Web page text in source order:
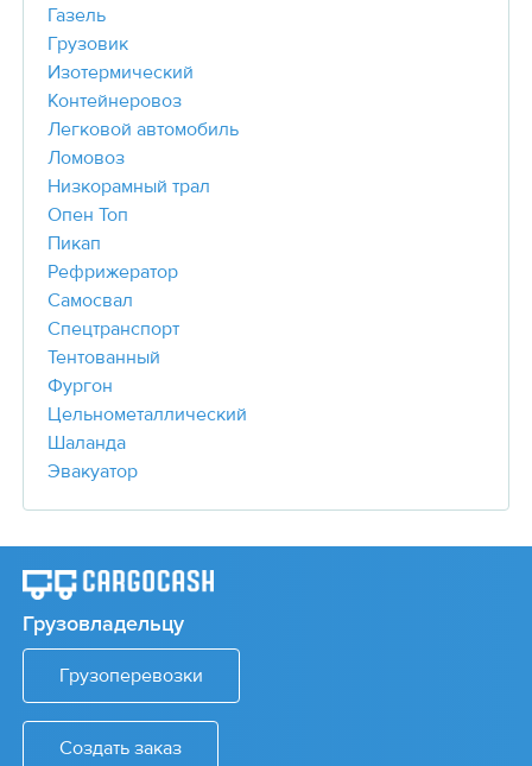
Газель
Грузовик
Изотермический
Контейнеровоз
Легковой автомобиль
Ломовоз
Низкорамный трал
Опен Топ
Пикап
Рефрижератор
Самосвал
Спецтранспорт
Тентованный
Фургон
Цельнометаллический
Шаланда
Эвакуатор
Грузовладельцу
Грузоперевозки
Создать заказ